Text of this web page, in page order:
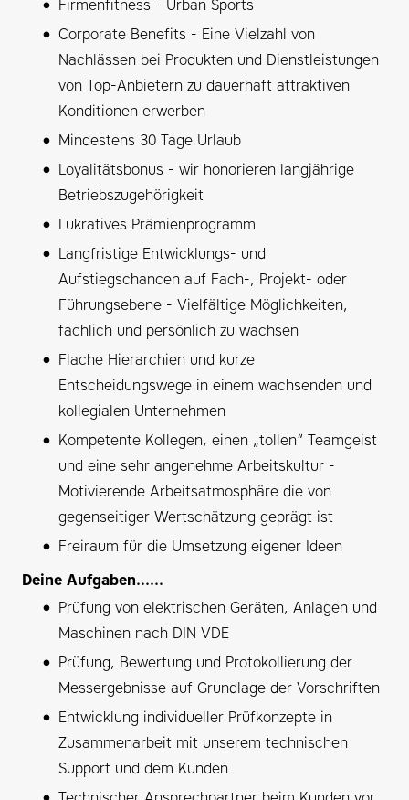
Firmenfitness - Urban Sports
Corporate Benefits - Eine Vielzahl von
Nachlässen bei Produkten und Dienstleistungen
von Top-Anbietern zu dauerhaft attraktiven
Konditionen erwerben
Mindestens 30 Tage Urlaub
Loyalitätsbonus - wir honorieren langjährige
Betriebszugehörigkeit
Lukratives Prämienprogramm
Langfristige Entwicklungs- und
Aufstiegschancen auf Fach-, Projekt- oder
Führungsebene - Vielfältige Möglichkeiten,
fachlich und persönlich zu wachsen
Flache Hierarchien und kurze
Entscheidungswege in einem wachsenden und
kollegialen Unternehmen
Kompetente Kollegen, einen „tollen“ Teamgeist
und eine sehr angenehme Arbeitskultur -
Motivierende Arbeitsatmosphäre die von
gegenseitiger Wertschätzung geprägt ist
Freiraum für die Umsetzung eigener Ideen
Deine Aufgaben......
Prüfung von elektrischen Geräten, Anlagen und
Maschinen nach DIN VDE
Prüfung, Bewertung und Protokollierung der
Messergebnisse auf Grundlage der Vorschriften
Entwicklung individueller Prüfkonzepte in
Zusammenarbeit mit unserem technischen
Support und dem Kunden